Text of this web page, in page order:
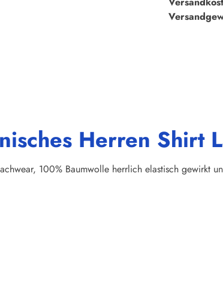
Herren Shirt
100% Baumwolle herrlich elastisch gewirkt